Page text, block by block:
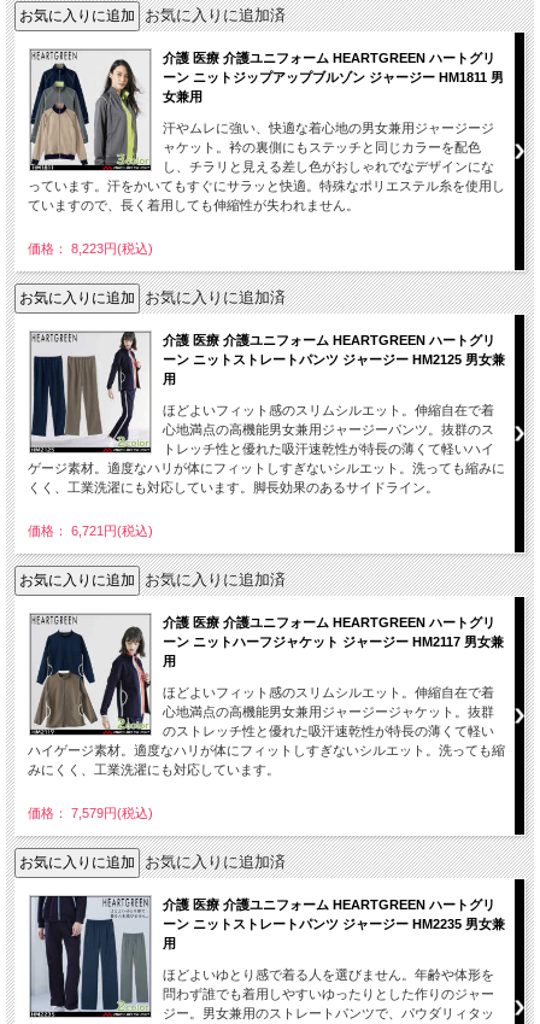
お気に入りに追加済
介護 医療 介護ユニフォーム HEARTGREEN ハートグリ
ーン ニットジップアップブルゾン ジャージー HM1811 男
女兼用
汗やムレに強い、快適な着心地の男女兼用ジャージージ
ャケット。衿の裏側にもステッチと同じカラーを配色
し、チラリと見える差し色がおしゃれでなデザインにな
っています。汗をかいてもすぐにサラッと快適。特殊なポリエステル糸を使用し
ていますので、長く着用しても伸縮性が失われません。
価格： 8,223円(税込)
お気に入りに追加済
介護 医療 介護ユニフォーム HEARTGREEN ハートグリ
ーン ニットストレートパンツ ジャージー HM2125 男女兼
用
ほどよいフィット感のスリムシルエット。伸縮自在で着
心地満点の高機能男女兼用ジャージーパンツ。抜群のス
トレッチ性と優れた吸汗速乾性が特長の薄くて軽いハイ
ゲージ素材。適度なハリが体にフィットしすぎないシルエット。洗っても縮みに
くく、工業洗濯にも対応しています。脚長効果のあるサイドライン。
価格： 6,721円(税込)
お気に入りに追加済
介護 医療 介護ユニフォーム HEARTGREEN ハートグリ
ーン ニットハーフジャケット ジャージー HM2117 男女兼
用
ほどよいフィット感のスリムシルエット。伸縮自在で着
心地満点の高機能男女兼用ジャージージャケット。抜群
のストレッチ性と優れた吸汗速乾性が特長の薄くて軽い
ハイゲージ素材。適度なハリが体にフィットしすぎないシルエット。洗っても縮
みにくく、工業洗濯にも対応しています。
価格： 7,579円(税込)
お気に入りに追加済
介護 医療 介護ユニフォーム HEARTGREEN ハートグリ
ーン ニットストレートパンツ ジャージー HM2235 男女兼
用
ほどよいゆとり感で着る人を選びません。年齢や体形を
問わず誰でも着用しやすいゆったりとした作りのジャー
ジー。男女兼用のストレートパンツで、パウダリィタッ